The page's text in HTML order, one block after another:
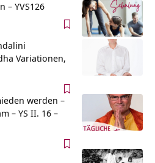
– YVS126
Variationen,
werden –
– YS II. 16 –